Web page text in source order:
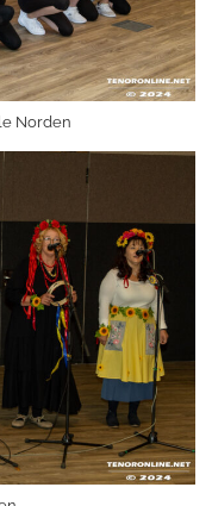
Norden